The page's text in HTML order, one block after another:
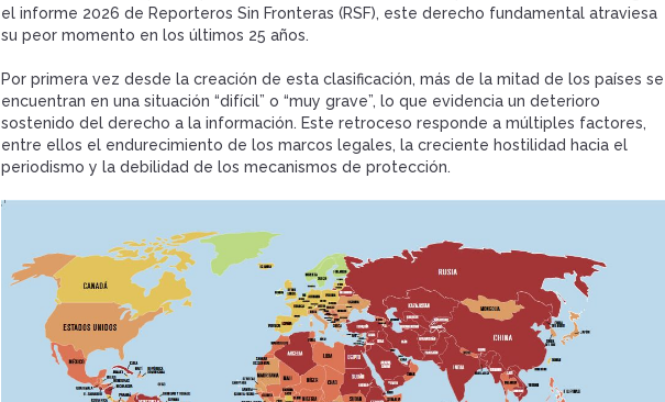
el informe 2026 de Reporteros Sin Fronteras (RSF), este derecho fundamental atraviesa
su peor momento en los últimos 25 años.
Por primera vez desde la creación de esta clasificación, más de la mitad de los países se
encuentran en una situación “difícil” o “muy grave”, lo que evidencia un deterioro
sostenido del derecho a la información. Este retroceso responde a múltiples factores,
entre ellos el endurecimiento de los marcos legales, la creciente hostilidad hacia el
periodismo y la debilidad de los mecanismos de protección.